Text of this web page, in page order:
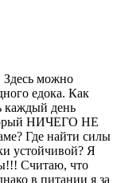
Здесь можно
едока. Как
каждый день
НИЧЕГО НЕ
Где найти силы
устойчивой? Я
Считаю, что
в питании я за